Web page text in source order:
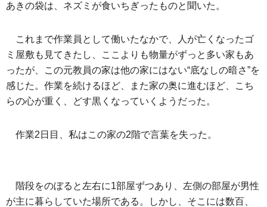
あきの袋は、ネズミが食いちぎったものと聞いた。
これまで作業員として働いたなかで、人が亡くなったゴ
ミ屋敷も見てきたし、ここよりも物量がずっと多い家もあ
ったが、この元教員の家は他の家にはない“底なしの暗さ”を
感じた。作業を続けるほど、また家の奥に進むほど、こち
らの心が重く、どす黒くなっていくようだった。
作業2日目、私はこの家の2階で言葉を失った。
階段をのぼると左右に1部屋ずつあり、左側の部屋が男性
が主に暮らしていた場所である。しかし、そこには数百、